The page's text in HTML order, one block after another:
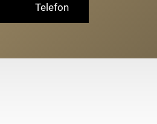
Telefon